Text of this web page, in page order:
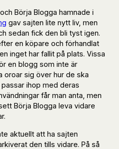
Börja Blogga hamnade i
gav sajten lite nytt liv, men
sedan fick den bli tyst igen.
en köpare och förhandlat
inget har fallit på plats. Vissa
en blogg som inte är
oroar sig över hur de ska
ihop med deras
får man anta, men
Börja Blogga leva vidare
aktuellt att ha sajten
den tills vidare. På så